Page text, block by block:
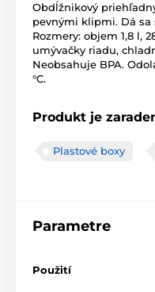
Obdĺžnikový
pevnými klipmi. Dá sa
Rozmery: objem 1,8 l,
umývačky riadu,
Neobsahuje BPA.
°C.
Produkt je
Plastové boxy
Parametre
Použití